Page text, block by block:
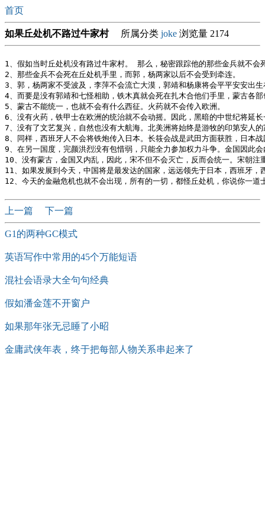
首页
如果丘处机不路过牛家村所属分类 joke 浏览量 2174
1、假如当时丘处机没有路过牛家村。 那么，秘密跟踪他的那些金兵就不
2、那些金兵不会死在丘处机手里，而郭，杨两家以后不会受到牵连。
3、郭，杨两家不受波及，李萍不会流亡大漠，郭靖和杨康将会平平安安出
4、而要是没有郭靖和七怪相助，铁木真就会死在扎木合他们手里，蒙古各
5、蒙古不能统一，也就不会有什么西征。火药就不会传入欧洲。
6、没有火药，铁甲士在欧洲的统治就不会动摇。因此，黑暗的中世纪将延
7、没有了文艺复兴，自然也没有大航海。北美洲将始终是游牧的印第安人
8、同样，西班牙人不会将铁炮传入日本。长筱会战是武田方面获胜，日本
9、在另一国度，完颜洪烈没有包惜弱，只能全力参加权力斗争。金国因此
10、没有蒙古，金国又内乱，因此，宋不但不会灭亡，反而会统一。宋朝
11、如果发展到今天，中国将是最发达的国家，远远领先于日本，西班牙
上一篇 下一篇
G1的两种GC模式
英语写作中常用的45个万能短语
混社会语录大全句句经典
假如潘金莲不开窗户
如果那年张无忌睡了小昭
金庸武侠年表，终于把每部人物关系串起来了